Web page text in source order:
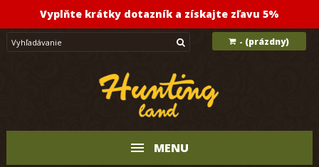
Vyplňte krátky dotazník a získajte zľavu 5%
- (prázdny)
MENU